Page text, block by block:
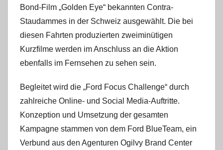
Bond-Film „Golden Eye“ bekannten Contra-
Staudammes in der Schweiz ausgewählt. Die bei
diesen Fahrten produzierten zweiminütigen
Kurzfilme werden im Anschluss an die Aktion
ebenfalls im Fernsehen zu sehen sein.
Begleitet wird die „Ford Focus Challenge“ durch
zahlreiche Online- und Social Media-Auftritte.
Konzeption und Umsetzung der gesamten
Kampagne stammen von dem Ford BlueTeam, ein
Verbund aus den Agenturen Ogilvy Brand Center